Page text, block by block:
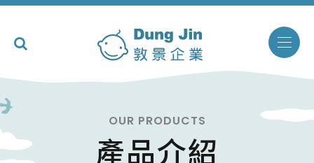
OUR PRODUCTS
產品介紹